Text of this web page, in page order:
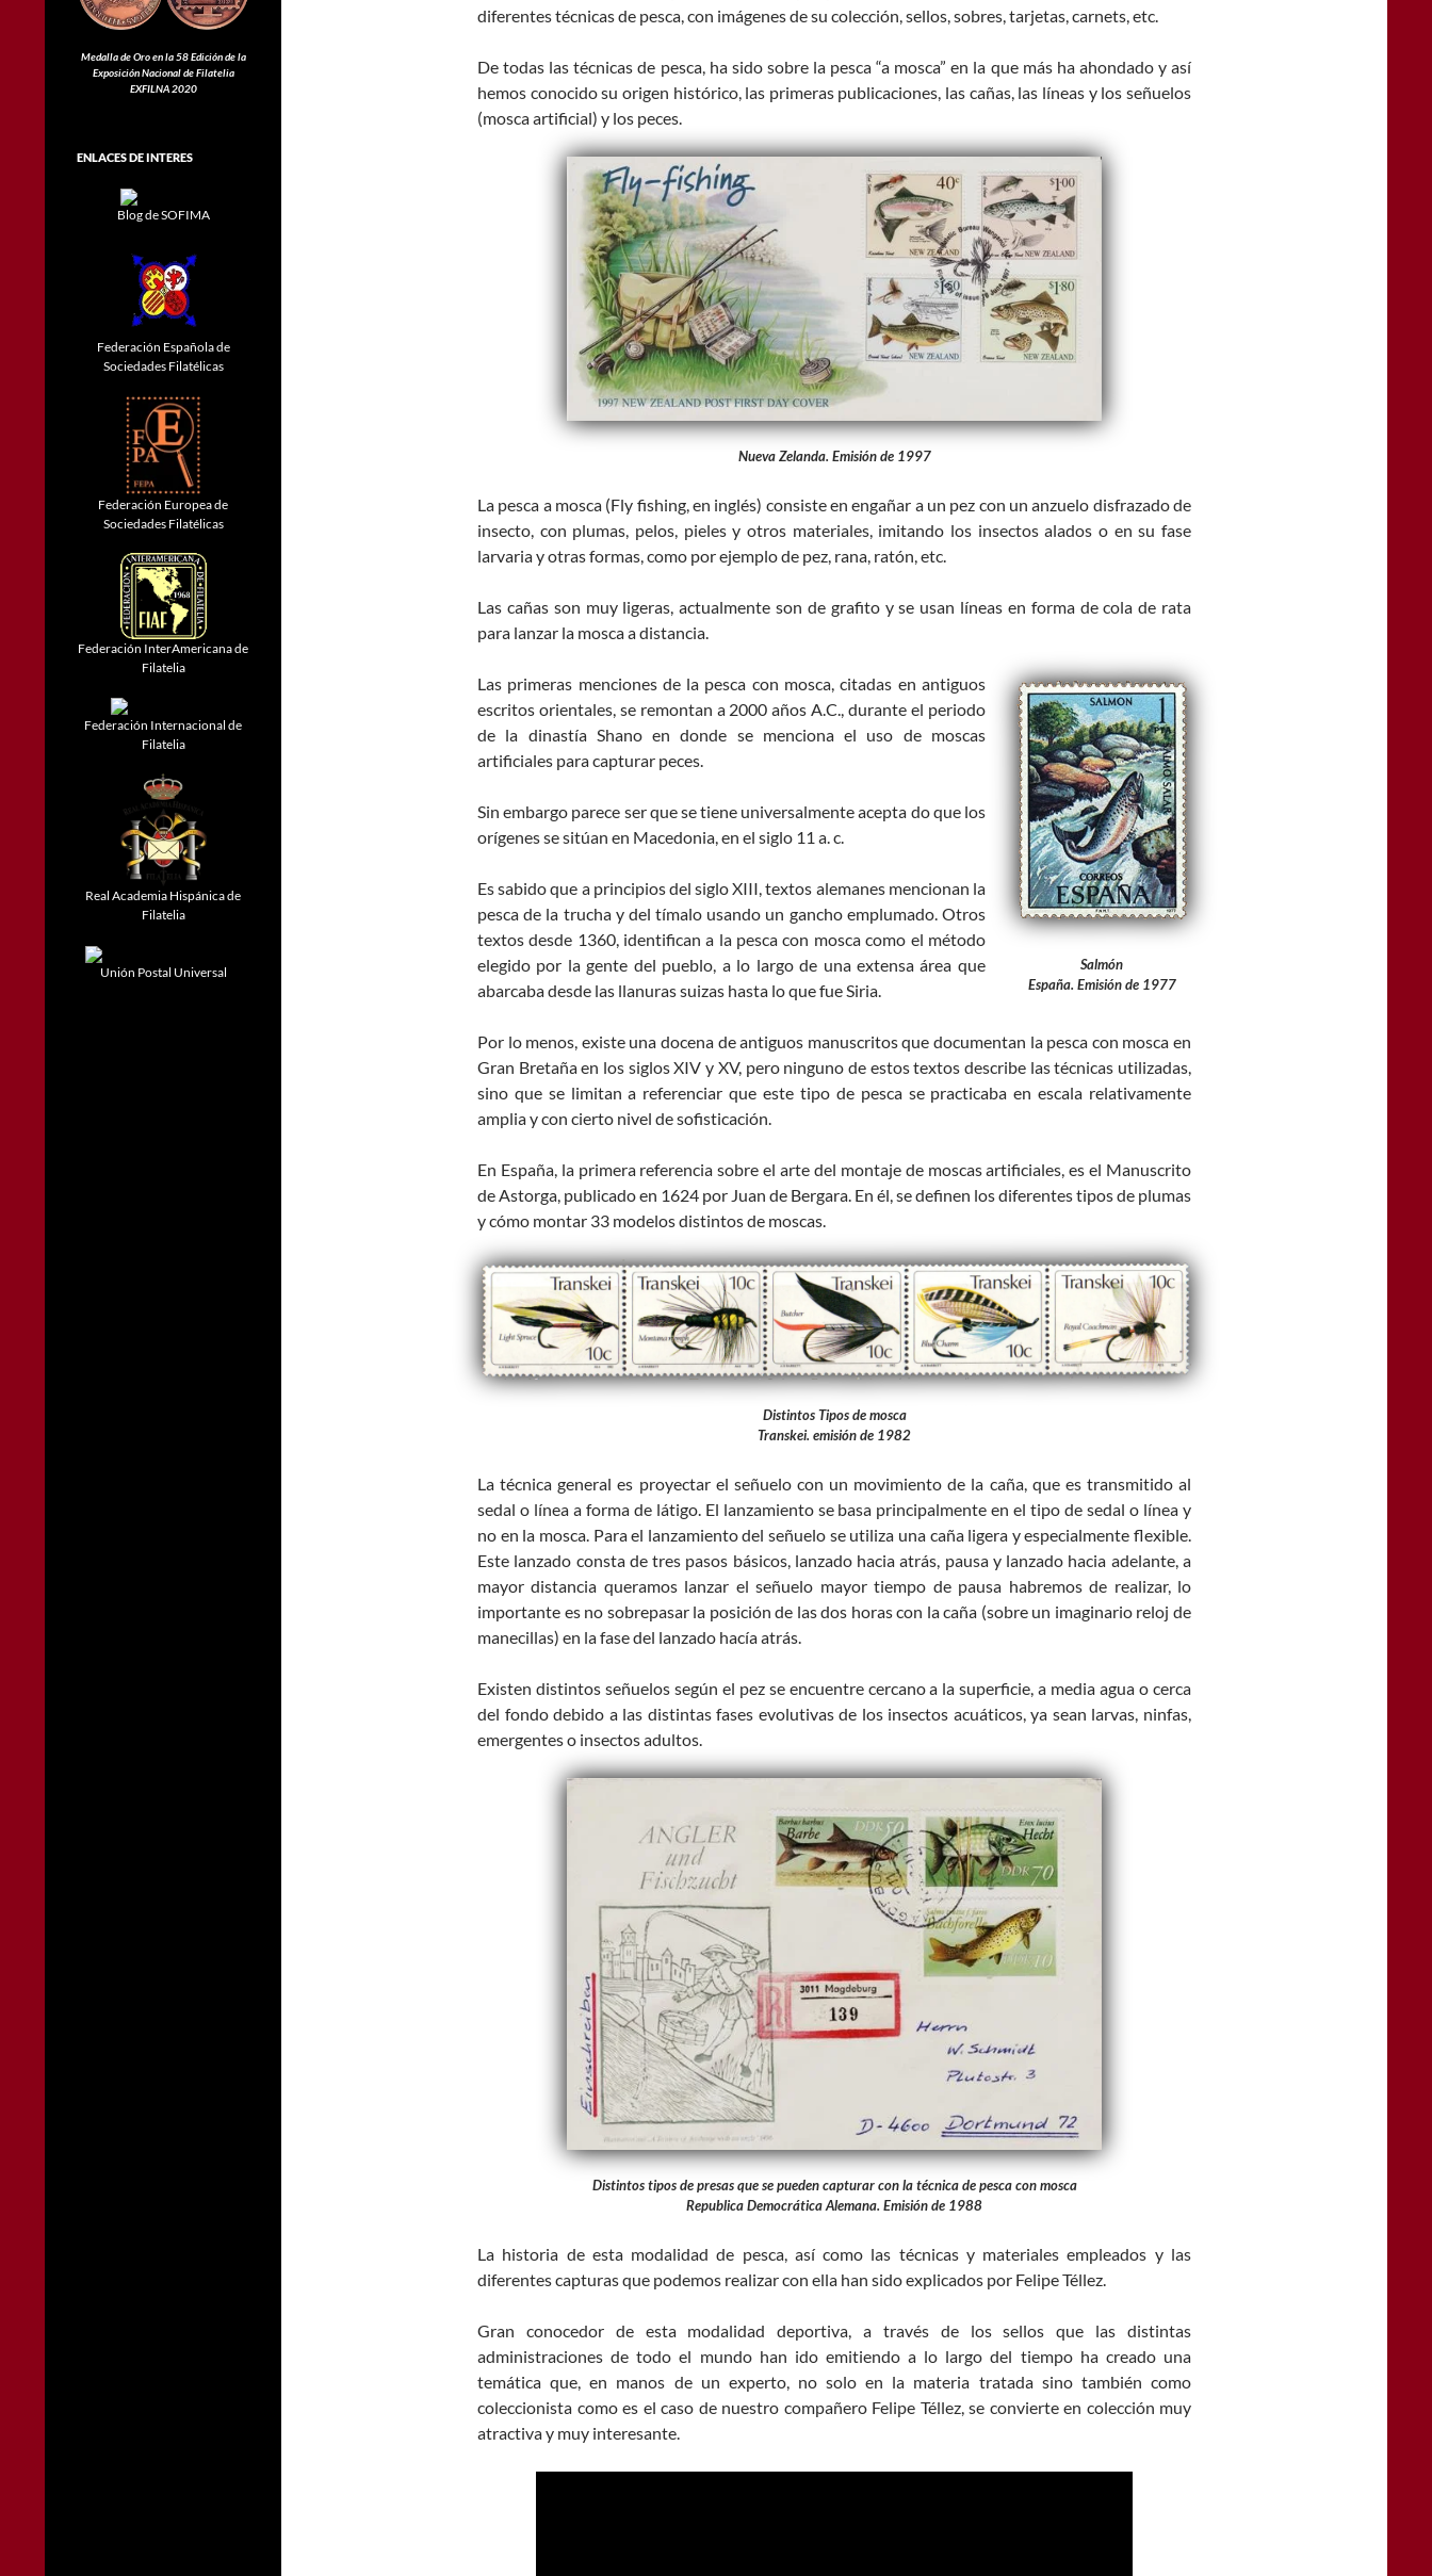
diferentes técnicas de pesca, con imágenes de su colección, sellos, sobres, tarjetas, carnets, etc.
De todas las técnicas de pesca, ha sido sobre la pesca “a mosca” en la que más ha ahondado y así
hemos conocido su origen histórico, las primeras publicaciones, las cañas, las líneas y los señuelos
(mosca artificial) y los peces.
Nueva Zelanda. Emisión de 1997
La pesca a mosca (Fly fishing, en inglés) consiste en engañar a un pez con un anzuelo disfrazado de
insecto, con plumas, pelos, pieles y otros materiales, imitando los insectos alados o en su fase
larvaria y otras formas, como por ejemplo de pez, rana, ratón, etc.
Las cañas son muy ligeras, actualmente son de grafito y se usan líneas en forma de cola de rata
para lanzar la mosca a distancia.
Salmón
España. Emisión de 1977
Las primeras menciones de la pesca con mosca, citadas en antiguos
escritos orientales, se remontan a 2000 años A.C., durante el periodo
de la dinastía Shano en donde se menciona el uso de moscas
artificiales para capturar peces.
Sin embargo parece ser que se tiene universalmente acepta do que los
orígenes se sitúan en Macedonia, en el siglo 11 a. c.
Es sabido que a principios del siglo XIII, textos alemanes mencionan la
pesca de la trucha y del tímalo usando un gancho emplumado. Otros
textos desde 1360, identifican a la pesca con mosca como el método
elegido por la gente del pueblo, a lo largo de una extensa área que
abarcaba desde las llanuras suizas hasta lo que fue Siria.
Por lo menos, existe una docena de antiguos manuscritos que documentan la pesca con mosca en
Gran Bretaña en los siglos XIV y XV, pero ninguno de estos textos describe las técnicas utilizadas,
sino que se limitan a referenciar que este tipo de pesca se practicaba en escala relativamente
amplia y con cierto nivel de sofisticación.
En España, la primera referencia sobre el arte del montaje de moscas artificiales, es el Manuscrito
de Astorga, publicado en 1624 por Juan de Bergara. En él, se definen los diferentes tipos de plumas
y cómo montar 33 modelos distintos de moscas.
Distintos Tipos de mosca
Transkei. emisión de 1982
La técnica general es proyectar el señuelo con un movimiento de la caña, que es transmitido al
sedal o línea a forma de látigo. El lanzamiento se basa principalmente en el tipo de sedal o línea y
no en la mosca. Para el lanzamiento del señuelo se utiliza una caña ligera y especialmente flexible.
Este lanzado consta de tres pasos básicos, lanzado hacia atrás, pausa y lanzado hacia adelante, a
mayor distancia queramos lanzar el señuelo mayor tiempo de pausa habremos de realizar, lo
importante es no sobrepasar la posición de las dos horas con la caña (sobre un imaginario reloj de
manecillas) en la fase del lanzado hacía atrás.
Existen distintos señuelos según el pez se encuentre cercano a la superficie, a media agua o cerca
del fondo debido a las distintas fases evolutivas de los insectos acuáticos, ya sean larvas, ninfas,
emergentes o insectos adultos.
Distintos tipos de presas que se pueden capturar con la técnica de pesca con mosca
Republica Democrática Alemana. Emisión de 1988
La historia de esta modalidad de pesca, así como las técnicas y materiales empleados y las
diferentes capturas que podemos realizar con ella han sido explicados por Felipe Téllez.
Gran conocedor de esta modalidad deportiva, a través de los sellos que las distintas
administraciones de todo el mundo han ido emitiendo a lo largo del tiempo ha creado una
temática que, en manos de un experto, no solo en la materia tratada sino también como
coleccionista como es el caso de nuestro compañero Felipe Téllez, se convierte en colección muy
atractiva y muy interesante.
Medalla de Oro en la 58 Edición de la
Exposición Nacional de Filatelia
EXFILNA 2020
ENLACES DE INTERES
Blog de SOFIMA
Federación Española de
Sociedades Filatélicas
Federación Europea de
Sociedades Filatélicas
Federación InterAmericana de
Filatelia
Federación Internacional de
Filatelia
Real Academia Hispánica de
Filatelia
Unión Postal Universal